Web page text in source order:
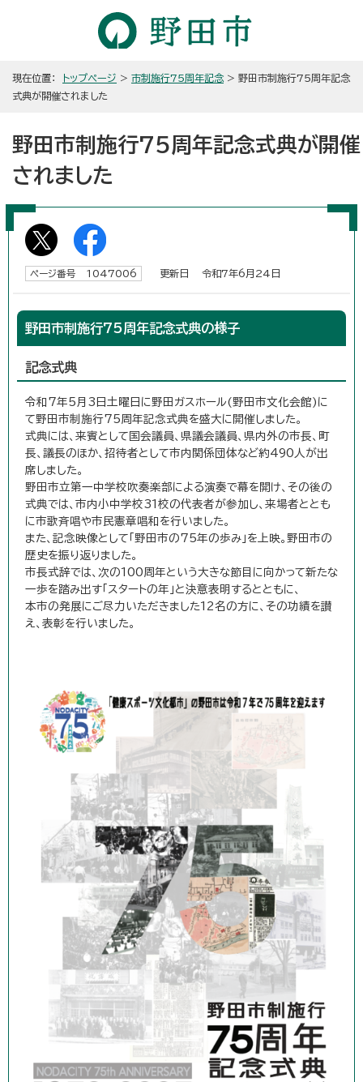
現在位置： トップページ > 市制施行75周年記念 > 野田市制施行75周年記念
式典が開催されました
野田市制施行75周年記念式典が開催
されました
ページ番号 1047006 更新日 令和7年6月24日
野田市制施行75周年記念式典の様子
記念式典
令和7年5月3日土曜日に野田ガスホール(野田市文化会館)に
て野田市制施行75周年記念式典を盛大に開催しました。
式典には、来賓として国会議員、県議会議員、県内外の市長、町
長、議長のほか、招待者として市内関係団体など約490人が出
席しました。
野田市立第一中学校吹奏楽部による演奏で幕を開け、その後の
式典では、市内小中学校31校の代表者が参加し、来場者ととも
に市歌斉唱や市民憲章唱和を行いました。
また、記念映像として「野田市の75年の歩み」を上映。野田市の
歴史を振り返りました。
市長式辞では、次の100周年という大きな節目に向かって新たな
一歩を踏み出す「スタートの年」と決意表明するとともに、
本市の発展にご尽力いただきました12名の方に、その功績を讃
え、表彰を行いました。